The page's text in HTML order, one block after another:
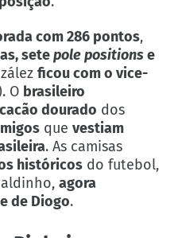
com 286 pontos,
setepole positionse
ficou com o vice-
O brasileiro
dourado dos
que vestiam
. As camisas
históricos do futebol,
agora
de Diogo.